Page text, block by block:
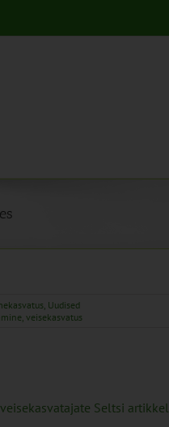
, Uudised
, veisekasvatus
Seltsi artikkel